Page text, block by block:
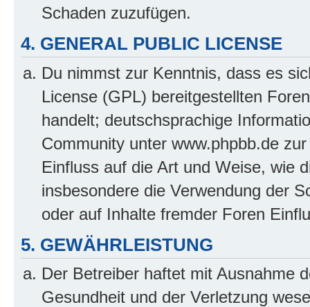
Schaden zuzufügen.
4. GENERAL PUBLIC LICENSE
Du nimmst zur Kenntnis, dass es
License (GPL) bereitgestellten
handelt; deutschsprachige
Community unter www.phpbb.de
Einfluss auf die Art und Weise, wie
insbesondere die Verwendung der
oder auf Inhalte fremder Foren
5. GEWÄHRLEISTUNG
Der Betreiber haftet mit Ausnahme
Gesundheit und der Verletzung